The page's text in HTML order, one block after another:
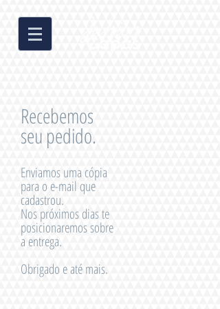
Recebemos
seu pedido.
Enviamos uma cópia
para o e-mail que
cadastrou.
Nos próximos dias te
posicionaremos sobre
a entrega.
Obrigado e até mais.